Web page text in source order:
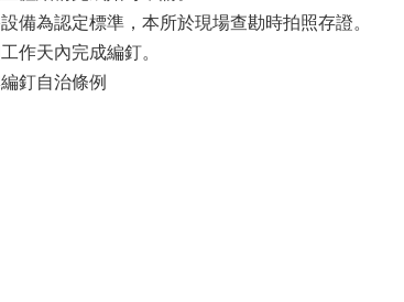
為認定標準，本所於現場查勘時拍照存證。
作天內完成編釘。
釘自治條例